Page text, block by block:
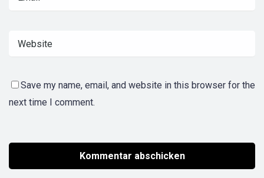
Save my name, email, and website in this browser for the
next time I comment.